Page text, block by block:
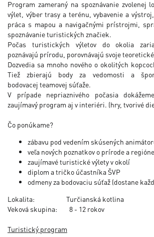
Program zameraný na spoznávanie zvolenej
výlet, výber trasy a terénu, vybavenie a
práca s mapou a navigačnými prístrojmi,
spoznávanie turistických značiek.
Počas turistických výletov do okolia
poznávajú prírodu, porovnávajú svoje
Dozvedia sa mnoho nového o okolitých
Tiež zbierajú body za vedomosti a
bodovacej teamovej súťaže.
V prípade nepriaznivého počasia
zaujímavý program aj v interiéri. (hry, tvorivé
Čo ponúkame?
zábavu pod vedením skúsených
veľa nových poznatkov o prírode a
zaujímavé turistické výlety v okolí
diplom a tričko účastníka ŠVP
odmeny za bodovaciu súťaž (dostane
Lokalita: Turčianská kotlina
Veková skupina: 8 - 12 rokov
Turistický program